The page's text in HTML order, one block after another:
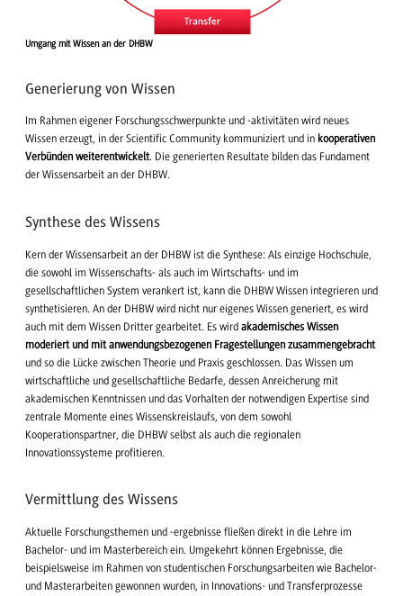
Umgang mit Wissen an der DHBW
Generierung von Wissen
Im Rahmen eigener Forschungsschwerpunkte und -aktivitäten wird neues
Wissen erzeugt, in der Scientific Community kommuniziert und in kooperativen
Verbünden weiterentwickelt. Die generierten Resultate bilden das Fundament
der Wissensarbeit an der DHBW.
Synthese des Wissens
Kern der Wissensarbeit an der DHBW ist die Synthese: Als einzige Hochschule,
die sowohl im Wissenschafts- als auch im Wirtschafts- und im
gesellschaftlichen System verankert ist, kann die DHBW Wissen integrieren und
synthetisieren. An der DHBW wird nicht nur eigenes Wissen generiert, es wird
auch mit dem Wissen Dritter gearbeitet. Es wird akademisches Wissen
moderiertund mit anwendungsbezogenen Fragestellungen zusammengebracht
und so die Lücke zwischen Theorie und Praxis geschlossen. Das Wissen um
wirtschaftliche und gesellschaftliche Bedarfe, dessen Anreicherung mit
akademischen Kenntnissen und das Vorhalten der notwendigen Expertise sind
zentrale Momente eines Wissenskreislaufs, von dem sowohl
Kooperationspartner, die DHBW selbst als auch die regionalen
Innovationssysteme profitieren.
Vermittlung des Wissens
Aktuelle Forschungsthemen und -ergebnisse fließen direkt in die Lehre im
Bachelor- und im Masterbereich ein. Umgekehrt können Ergebnisse, die
beispielsweise im Rahmen von studentischen Forschungsarbeiten wie Bachelor-
und Masterarbeiten gewonnen wurden, in Innovations- und Transferprozesse